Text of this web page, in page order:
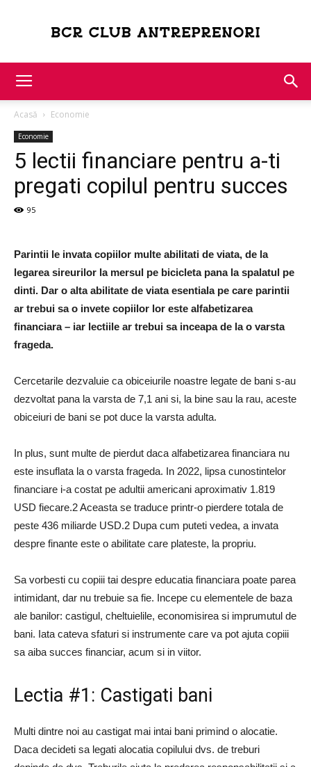
Antreprenori
Acasă Economie
Economie
5 lectii financiare pentru a-ti
pregati copilul pentru succes
95
Parintii le invata copiilor multe abilitati de viata, de la
legarea sireurilor la mersul pe bicicleta pana la spalatul pe
dinti. Dar o alta abilitate de viata esentiala pe care parintii
ar trebui sa o invete copiilor lor este alfabetizarea
financiara – iar lectiile ar trebui sa inceapa de la o varsta
frageda.
Cercetarile dezvaluie ca obiceiurile noastre legate de bani s-au
dezvoltat pana la varsta de 7,1 ani si, la bine sau la rau, aceste
obiceiuri de bani se pot duce la varsta adulta.
In plus, sunt multe de pierdut daca alfabetizarea financiara nu
este insuflata la o varsta frageda. In 2022, lipsa cunostintelor
financiare i-a costat pe adultii americani aproximativ 1.819
USD fiecare.2 Aceasta se traduce printr-o pierdere totala de
peste 436 miliarde USD.2 Dupa cum puteti vedea, a invata
despre finante este o abilitate care plateste, la propriu.
Sa vorbesti cu copiii tai despre educatia financiara poate parea
intimidant, dar nu trebuie sa fie. Incepe cu elementele de baza
ale banilor: castigul, cheltuielile, economisirea si imprumutul de
bani. Iata cateva sfaturi si instrumente care va pot ajuta copiii
sa aiba succes financiar, acum si in viitor.
Lectia #1: Castigati bani
Multi dintre noi au castigat mai intai bani primind o alocatie.
Daca decideti sa legati alocatia copilului dvs. de treburi